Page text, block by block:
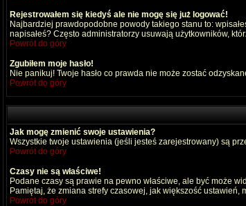
Rejestrowałem się kiedyś ale nie mogę się już logować!
Najbardziej prawdopodobne powody takiego stanu to:
napisałeś? Często administratorzy usuwają użytkowników,
Powrót do góry
Zgubiłem moje hasło!
Nie panikuj! Twoje hasło co prawda nie może zostać
Powrót do góry
Jak mogę zmienić swoje ustawienia?
Wszystkie twoje ustawienia (jeśli jesteś zarejestrowany) są
Powrót do góry
Czasy nie są właściwe!
Podane czasy są prawie na pewno właściwe, ale być może
Pamiętaj, że zmiana strefy czasowej, jak większość
Powrót do góry